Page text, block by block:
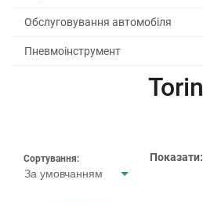
Обслуговування автомобіля
Пневмоінструмент
Torin
Сортування:
За умовчанням
Показати: